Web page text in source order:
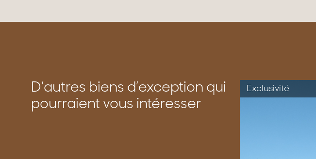
D’autres biens d’exception qui
pourraient vous intéresser
Exclusivité